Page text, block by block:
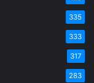
335
333
317
283